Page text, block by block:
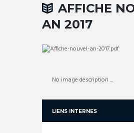
AFFICHE
AN 2017
No image description ...
LIENS INTERNES